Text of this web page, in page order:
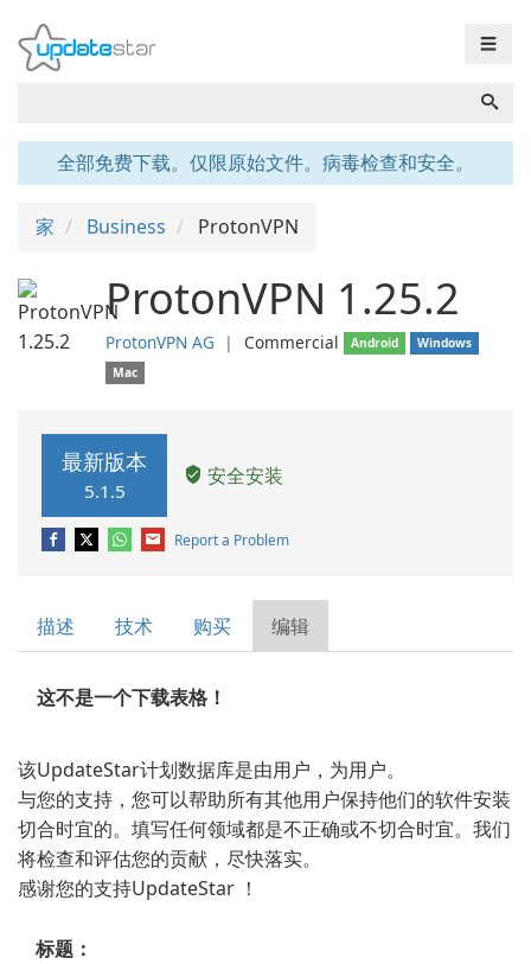
☰
全部免费下载。仅限原始文件。病毒检查和安全。
家 Business ProtonVPN
ProtonVPN 1.25.2
ProtonVPN AG ❘ Commercial Android
Windows
Mac
最新版本
5.1.5
安全安装
Report a Problem
描述 技术 购买 编辑
这不是一个下载表格！
该UpdateStar计划数据库是由用户，为用户。
与您的支持，您可以帮助所有其他用户保持他们的软件安装
切合时宜的。填写任何领域都是不正确或不切合时宜。我们
将检查和评估您的贡献，尽快落实。
感谢您的支持UpdateStar ！
标题：